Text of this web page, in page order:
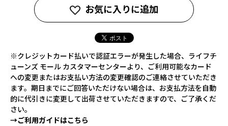
お気に入りに追加
※クレジットカード払いで認証エラーが発生した場合、ライフチ
ューンズ モール カスタマーセンターより、ご利用可能なカード
への変更またはお支払い方法の変更確認のご連絡させていただき
ます。期日までにご回答いただけない場合は、お支払方法を自動
的に代引きに変更して出荷させていただきますので、ご了承くだ
さい。
→ご利用ガイドはこちら